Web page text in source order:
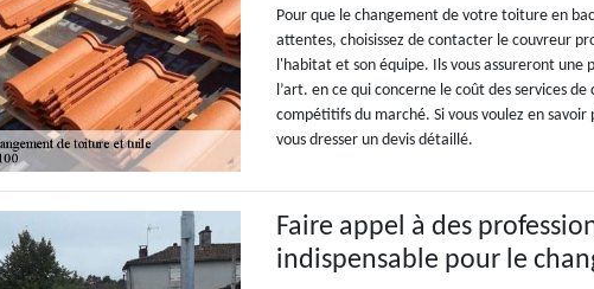
Pour que le changement de votre toiture en
attentes, choisissez de contacter le couvreur
l'habitat et son équipe. Ils vous assureront une
l’art. en ce qui concerne le coût des services
compétitifs du marché. Si vous voulez en
vous dresser un devis détaillé.
Faire appel à des
indispensable pour le